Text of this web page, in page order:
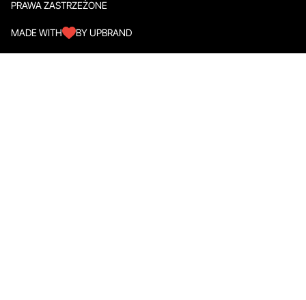
PRAWA ZASTRZEŻONE
MADE WITH BY UPBRAND